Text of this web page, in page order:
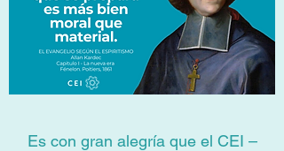
Es con gran alegría que el CEI –